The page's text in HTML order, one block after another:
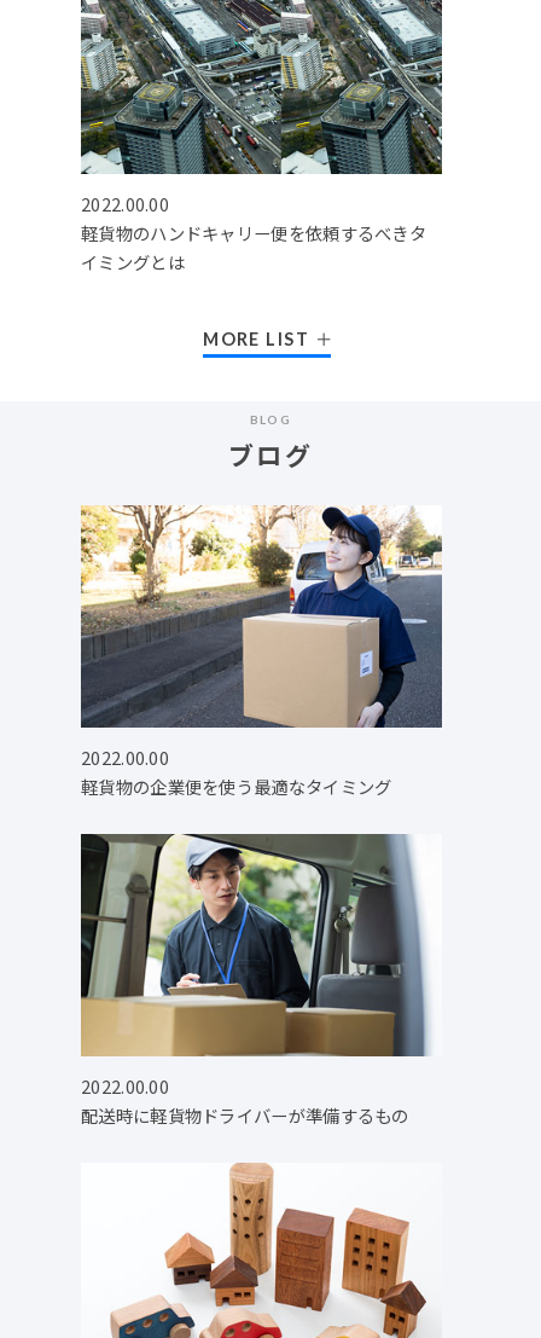
2022.00.00
軽貨物のハンドキャリー便を依頼するべきタ
イミングとは
MORE LIST
BLOG
ブログ
2022.00.00
軽貨物の企業便を使う最適なタイミング
2022.00.00
配送時に軽貨物ドライバーが準備するもの